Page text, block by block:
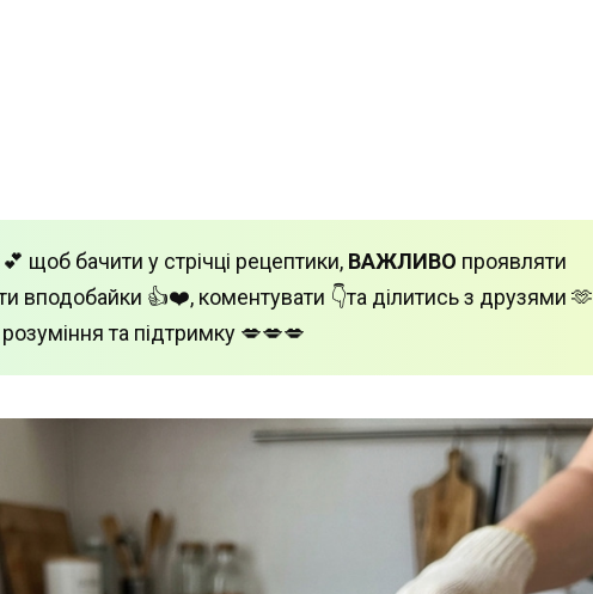
щоб бачити у стрічці рецептики, ВАЖЛИВО проявляти
вподобайки 👍❤️, коментувати 👇та ділитись з друзями 🫶
та підтримку 💋💋💋